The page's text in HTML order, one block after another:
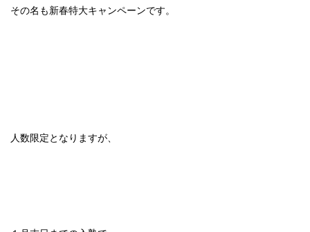
その名も新春特大キャンペーンです。
人数限定となりますが、